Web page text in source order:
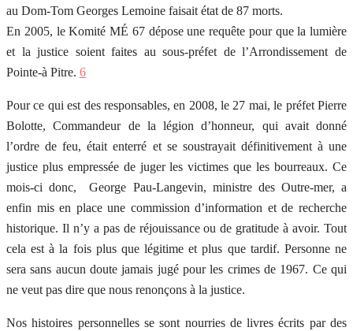
au Dom-Tom Georges Lemoine faisait état de 87 morts.
En 2005, le Komité MÉ 67 dépose une requête pour que la lumière
et la justice soient faites au sous-préfet de l’Arrondissement de
Pointe-à Pitre. 6
Pour ce qui est des responsables, en 2008, le 27 mai, le préfet Pierre
Bolotte, Commandeur de la légion d’honneur, qui avait donné
l’ordre de feu, était enterré et se soustrayait définitivement à une
justice plus empressée de juger les victimes que les bourreaux. Ce
mois-ci donc, George Pau-Langevin, ministre des Outre-mer, a
enfin mis en place une commission d’information et de recherche
historique. Il n’y a pas de réjouissance ou de gratitude à avoir. Tout
cela est à la fois plus que légitime et plus que tardif. Personne ne
sera sans aucun doute jamais jugé pour les crimes de 1967. Ce qui
ne veut pas dire que nous renonçons à la justice.
Nos histoires personnelles se sont nourries de livres écrits par des